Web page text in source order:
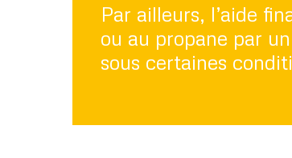
Par ailleurs, l’aide
ou au propane par
sous certaines